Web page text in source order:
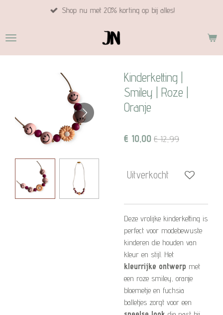
naar
hoofdinhoud
Shop nu met 20% korting op bij alles!
Kinderketting |
Smiley | Roze |
Oranje
€ 10,00 € 12,99
Uitverkocht
Deze vrolijke kinderketting is
perfect voor modebewuste
kinderen die houden van
kleur en stijl. Het
kleurrijke ontwerp met
een roze smiley, oranje
bloemetje en fuchsia
balletjes zorgt voor een